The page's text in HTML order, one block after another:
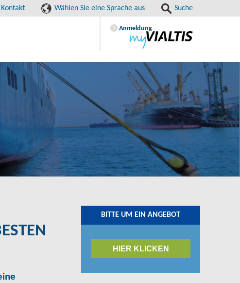
Kontakt Wählen Sie eine Sprache aus Suche
Anmeldung
BITTE UM EIN ANGEBOT
HIER KLICKEN